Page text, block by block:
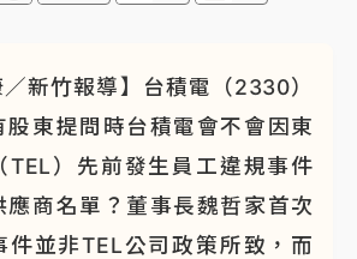
／新竹報導】台積電（2330）
股東提問時台積電會不會因東
TEL）先前發生員工違規事件
應商名單？董事長魏哲家首次
件並非TEL公司政策所致，而